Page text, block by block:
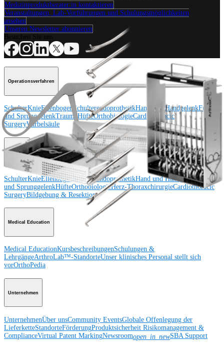
Medizinproduktberater:in kontaktieren
Veranstaltungen, Lab-Vorführungen und Schulungsmöglichkeiten
ansehen
Unseren Newsletter abonnieren
Operationsverfahren
SchulterKnieEllenbogen SchulterendoprothetikHand und HandgelenkFuß
und SprunggelenkTraumaHüfteOrthobiologieCardiothoracic
SurgeryWirbelsäule
Produkt
SchulterKnieEllenbogenSchulterendoprothetikHand und HandgelenkFuß
und SprunggelenkHüfteOrthobiologieHerz-ThoraxchirurgieCardiothoracic
SurgeryBildgebung & Resektion
Medical Education
Medical EducationKursbeschreibungenSchulungen &
LehrgängeArthroLab™-StandorteUnser klinisches Personal stellt sich
vorOrthoPedia
Unternehmen
UnternehmenÜber unsCommunity EventsGlobale Offenlegung der
LieferketteStandorteFörderungProduktsicherheit Risikomanagement &
ComplianceVirtual Patent MarkingNewsroomopen_in_newSBA Support